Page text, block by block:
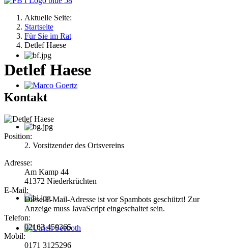
Marco Goertz
Ulrich Seeboth
Aktuelle Seite:
Startseite
Für Sie im Rat
Detlef Haese
Detlef Haese
Kontakt
Position:
2. Vorsitzender des Ortsvereins
Adresse:
Am Kamp 44
41372 Niederkrüchten
E-Mail:
Diese E-Mail-Adresse ist vor Spambots geschützt! Zur
Anzeige muss JavaScript eingeschaltet sein.
Telefon:
02163 450365
Mobil:
0171 3125296